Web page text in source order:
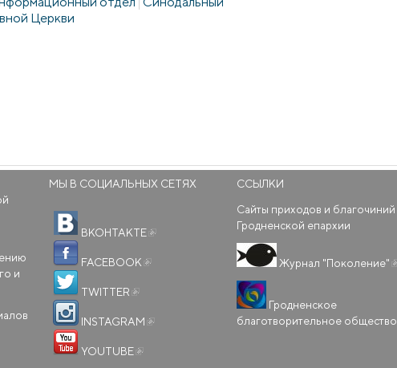
Церкви
и
МЫ В СОЦИАЛЬНЫХ СЕТЯХ
ВКОНТАКТЕ
(внешняя ссылка)
FACEBOOK
TWITTER
INSTAGRAM
(внешняя ссылка)
YOUTUBE
ССЫЛКИ
Сайты приходов и благочиний
Гродненской епархии
Журнал "Поколение"
Гродненское
благотворительное общество